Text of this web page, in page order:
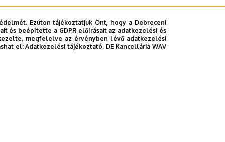
Ezúton tájékoztatjuk Önt, hogy a Debreceni
és beépítette a GDPR előírásait az adatkezelési és
megfelelve az érvényben lévő adatkezelési
el:Adatkezelési tájékoztató. DE Kancellária WAV